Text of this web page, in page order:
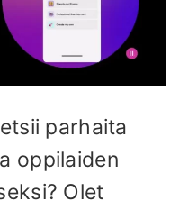
parhaita
oppilaiden
Olet